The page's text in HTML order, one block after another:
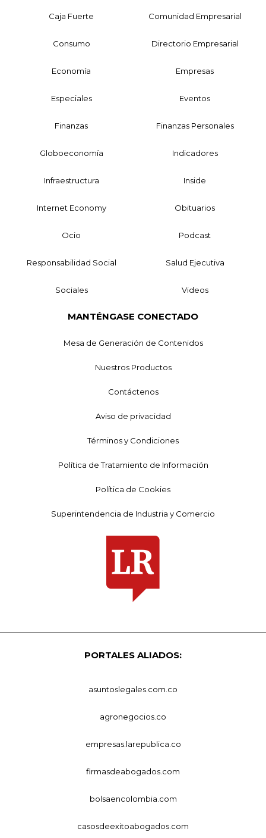
Caja Fuerte Comunidad Empresarial
Consumo Directorio Empresarial
Economía Empresas
Especiales Eventos
Finanzas Finanzas Personales
Globoeconomía Indicadores
Infraestructura Inside
Internet Economy Obituarios
Ocio Podcast
Responsabilidad Social Salud Ejecutiva
Sociales Videos
MANTÉNGASE CONECTADO
Mesa de Generación de Contenidos
Nuestros Productos
Contáctenos
Aviso de privacidad
Términos y Condiciones
Política de Tratamiento de Información
Política de Cookies
Superintendencia de Industria y Comercio
PORTALES ALIADOS:
asuntoslegales.com.co
agronegocios.co
empresas.larepublica.co
firmasdeabogados.com
bolsaencolombia.com
casosdeexitoabogados.com